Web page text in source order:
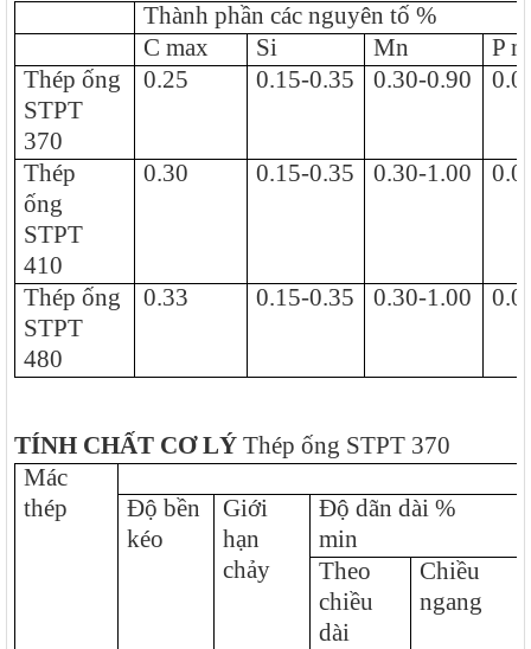
Thành phần các nguyên tố %
C max
Si Mn
P
Thép ống
STPT
370
0.25 0.15-0.35 0.30-0.90
Thép
ống
STPT
410
0.30 0.15-0.35 0.30-1.00
Thép ống
STPT
480
0.33 0.15-0.35 0.30-1.00
TÍNH CHẤT CƠ LÝ Thép ống STPT 370
Mác
thép
Độ bền
kéo
Giới
hạn
chảy
Độ dãn dài %
min
Theo
chiều
dài
Chiều
ngang